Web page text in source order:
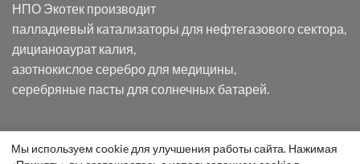
оксида
в
электролите
калий
дицианоаурат–
гексацианоферрата
НПО Экотек производит
палладиевый катализаторы для нефтегазового сектора,
дицианоаурат калия,
азотнокислое серебро для медицины,
серебряные пасты для солнечных батарей.
ООО "Экотек" 2026 ©Внимание! Все указанные сведения
Уведомление
Мы используем cookie для улучшения работы сайта. Нажимая